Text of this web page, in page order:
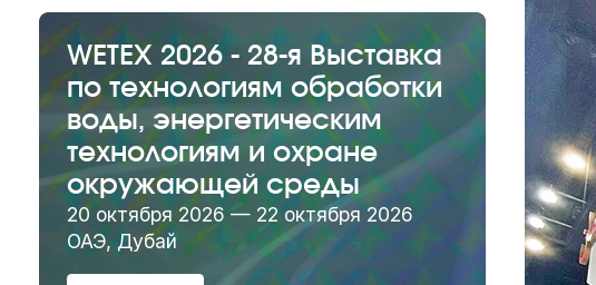
WETEX 2026 - 28-я Выставка
по технологиям обработки
воды, энергетическим
технологиям и охране
окружающей среды
20 октября 2026 — 22 октября 2026
ОАЭ, Дубай